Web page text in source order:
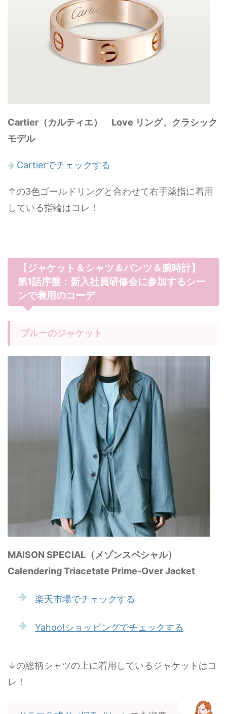
Cartier（カルティエ） Love リング、クラシック
モデル
Cartierでチェックする
↑の3色ゴールドリングと合わせて右手薬指に着用
している指輪はコレ！
【ジャケット＆シャツ＆パンツ＆腕時計】
第1話序盤：新入社員研修会に参加するシー
ンで着用のコーデ
ブルーのジャケット
MAISON SPECIAL（メゾンスペシャル）
Calendering Triacetate Prime-Over Jacket
楽天市場でチェックする
Yahoo!ショッピングでチェックする
↓の総柄シャツの上に着用しているジャケットはコ
レ！